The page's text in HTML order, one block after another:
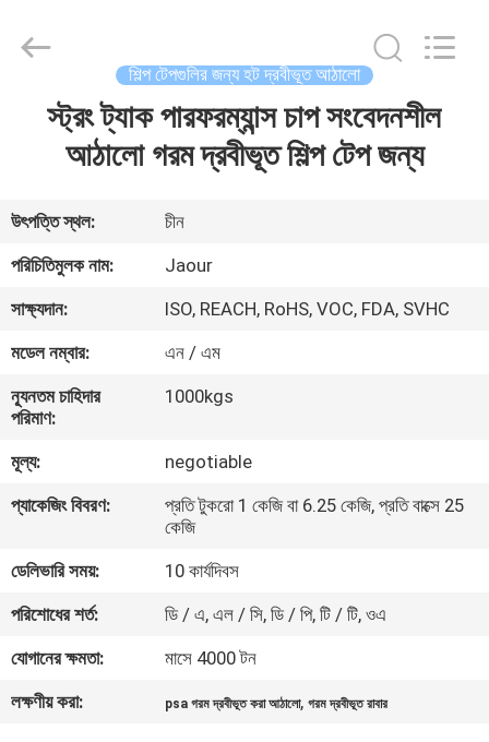
আমাদের
সম্পর্কে
কারখানা
ভ্রমণ
মান
নিয়ন্ত্রণ
আমাদের
সাথে
যোগাযোগ
করুন
Adhesive
Products
Reserved.
শিল্প টেপগুলির জন্য হট দ্রবীভূত আঠালো
স্ট্রং ট্যাক পারফরম্যান্স চাপ সংবেদনশীল
আঠালো গরম দ্রবীভূত শিল্প টেপ জন্য
উৎপত্তি স্থল:
চীন
পরিচিতিমুলক নাম:
Jaour
সাক্ষ্যদান:
ISO, REACH, RoHS, VOC, FDA, SVHC
মডেল নম্বার:
এন / এম
ন্যূনতম চাহিদার
পরিমাণ:
1000kgs
মূল্য:
negotiable
প্যাকেজিং বিবরণ:
প্রতি টুকরো 1 কেজি বা 6.25 কেজি, প্রতি বাক্সে 25
কেজি
ডেলিভারি সময়:
10 কার্যদিবস
পরিশোধের শর্ত:
ডি / এ, এল / সি, ডি / পি, টি / টি, ওএ
যোগানের ক্ষমতা:
মাসে 4000 টন
লক্ষণীয় করা:
psa গরম দ্রবীভূত করা আঠালো,গরম দ্রবীভূত রাবার